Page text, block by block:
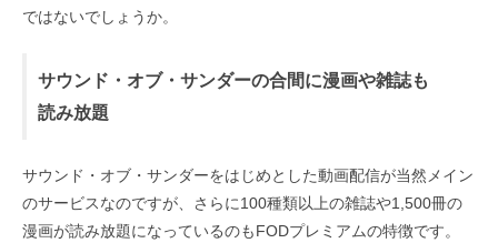
ではないでしょうか。
サウンド・オブ・サンダーの合間に漫画や雑誌も
読み放題
サウンド・オブ・サンダーをはじめとした動画配信が当然メイン
のサービスなのですが、さらに100種類以上の雑誌や1,500冊の
漫画が読み放題になっているのもFODプレミアムの特徴です。